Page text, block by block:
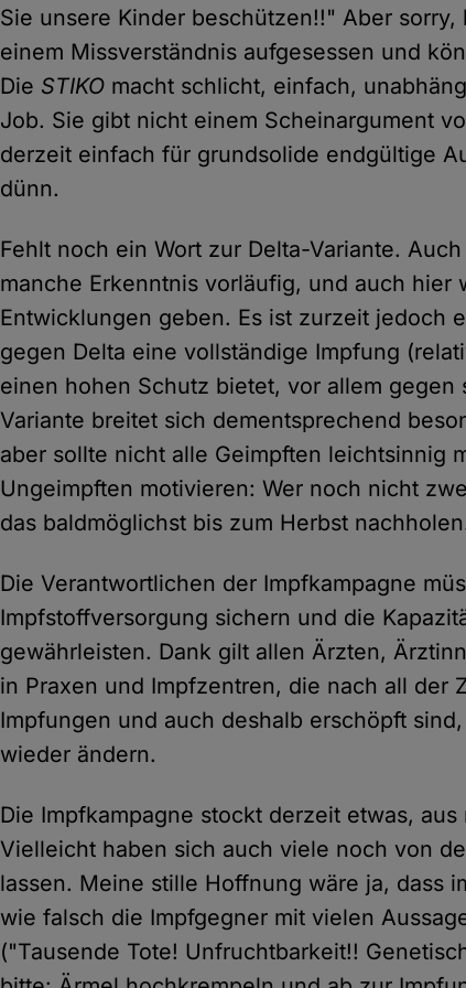
Sie unsere Kinder beschützen!!" Aber
einem Missverständnis aufgesessen und
Die STIKO macht schlicht, einfach,
Job. Sie gibt nicht einem Scheinargument
derzeit einfach für grundsolide endgültige
dünn.
Fehlt noch ein Wort zur Delta-Variante.
manche Erkenntnis vorläufig, und auch hier
Entwicklungen geben. Es ist zurzeit jedoch
gegen Delta eine vollständige Impfung
einen hohen Schutz bietet, vor allem gegen
Variante breitet sich dementsprechend
aber sollte nicht alle Geimpften leichtsinnig
Ungeimpften motivieren: Wer noch nicht
das baldmöglichst bis zum Herbst
Die Verantwortlichen der Impfkampagne
Impfstoffversorgung sichern und die
gewährleisten. Dank gilt allen Ärzten,
in Praxen und Impfzentren, die nach all der
Impfungen und auch deshalb erschöpft
wieder ändern.
Die Impfkampagne stockt derzeit etwas,
Vielleicht haben sich auch viele noch von
lassen. Meine stille Hoffnung wäre ja, dass
wie falsch die Impfgegner mit vielen
("Tausende Tote! Unfruchtbarkeit!!